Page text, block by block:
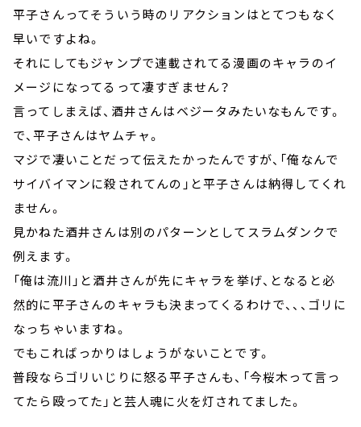
平子さんってそういう時のリアクションはとてつもなく
早いですよね。
それにしてもジャンプで連載されてる漫画のキャラのイ
メージになってるって凄すぎません？
言ってしまえば、酒井さんはベジータみたいなもんです。
で、平子さんはヤムチャ。
マジで凄いことだって伝えたかったんですが、「俺なんで
サイバイマンに殺されてんの」と平子さんは納得してくれ
ません。
見かねた酒井さんは別のパターンとしてスラムダンクで
例えます。
「俺は流川」と酒井さんが先にキャラを挙げ、となると必
然的に平子さんのキャラも決まってくるわけで、、、ゴリに
なっちゃいますね。
でもこればっかりはしょうがないことです。
普段ならゴリいじりに怒る平子さんも、「今桜木って言っ
てたら殴ってた」と芸人魂に火を灯されてました。